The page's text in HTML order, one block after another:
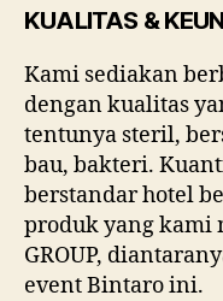
KUALITAS &
Kami sediakan
dengan kualitas
tentunya steril,
bau, bakteri.
berstandar hotel
produk yang kami
GROUP,
event Bintaro ini.